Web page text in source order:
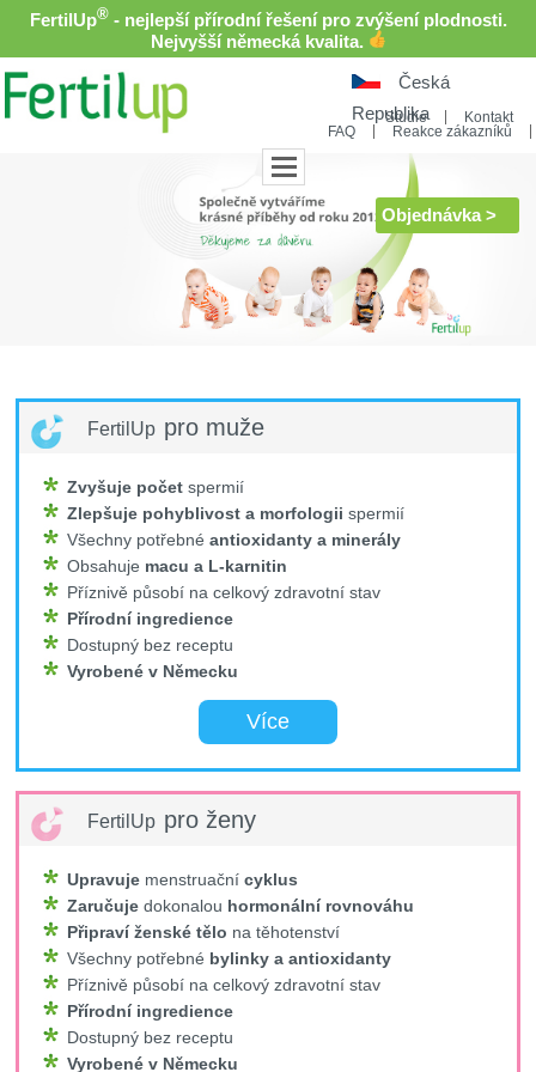
FertilUp®- nejlepší přírodní řešení pro zvýšení plodnosti.
Nejvyšší německá kvalita.
Česká
Republika
Kontakt
Studie
Reakce zákazníků
FAQ
Objednávka >
FertilUp pro muže
Zvyšuje počet spermií
Zlepšuje pohyblivost a morfologii spermií
Všechny potřebnéantioxidanty a minerály
Obsahuje macu a L-karnitin
Příznivě působí na celkový zdravotní stav
Přírodní ingredience
Dostupný bez receptu
Vyrobené v Německu
Více
FertilUp pro ženy
Upravuje menstruačnícyklus
Zaručuje dokonalou hormonální rovnováhu
Připraví ženské tělo na těhotenství
Všechny potřebné bylinky a antioxidanty
Příznivě působí na celkový zdravotní stav
Přírodní ingredience
Dostupný bez receptu
Vyrobené v Německu